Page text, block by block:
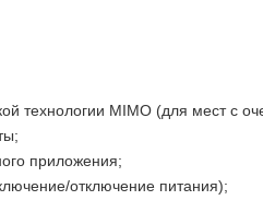
MIMO (для мест с
приложения;
отключение питания);